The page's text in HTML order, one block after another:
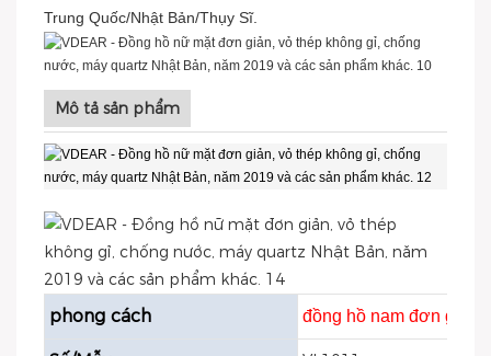
Trung Quốc/Nhật Bản/Thụy Sĩ.
Mô tả sản phẩm
phong cách đồng hồ nam đơn giản